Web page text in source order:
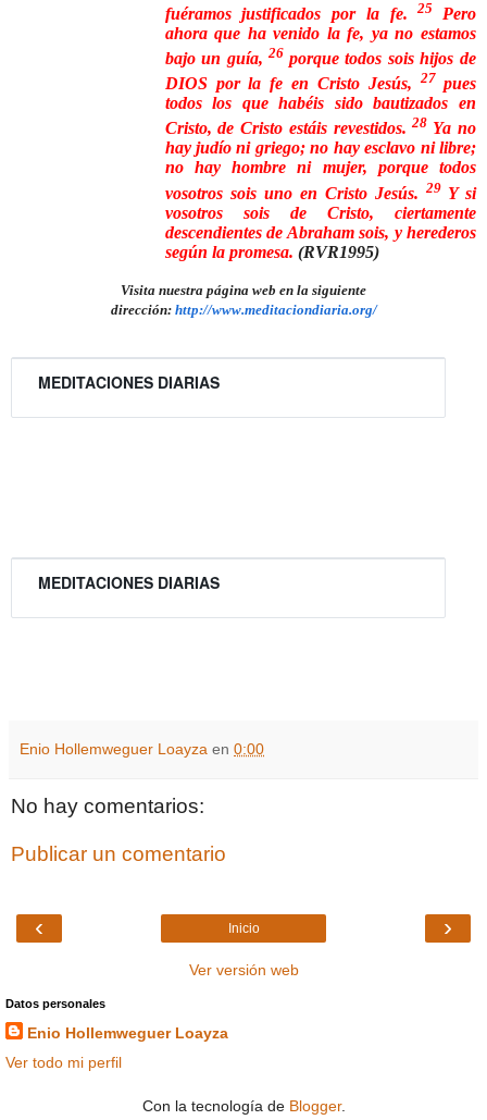
fuéramos justificados por la fe.25 Pero
ahora que ha venido la fe, ya no estamos
bajo un guía,26 porque todos sois hijos de
DIOS por la fe en Cristo Jesús,27pues
todos los que habéis sido bautizados en
Cristo, de Cristo estáis revestidos.28 Ya no
hay judío ni griego; no hay esclavo ni libre;
no hay hombre ni mujer, porque todos
vosotros sois uno en Cristo Jesús. 29 Y si
vosotros sois de Cristo, ciertamente
descendientes de Abraham sois, y herederos
según la promesa. (RVR1995)
Visita nuestra página web en la siguiente
dirección: http://www.meditaciondiaria.org/
MEDITACIONES DIARIAS
MEDITACIONES DIARIAS
Enio Hollemweguer Loayza en 0:00
No hay comentarios:
Publicar un comentario
‹ ›
Inicio
Ver versión web
Datos personales
Enio Hollemweguer Loayza
Ver todo mi perfil
Con la tecnología de Blogger.